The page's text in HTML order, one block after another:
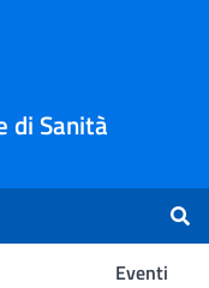
di Sanità
Eventi